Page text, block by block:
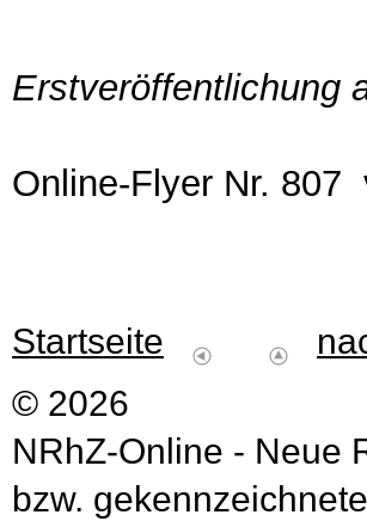
Erstveröffentlichung
Online-Flyer Nr. 807
Startseite
© 2026
NRhZ-Online - Neue
bzw.